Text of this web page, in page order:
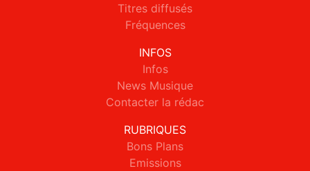
Titres diffusés
Fréquences
INFOS
Infos
News Musique
Contacter la rédac
RUBRIQUES
Bons Plans
Emissions